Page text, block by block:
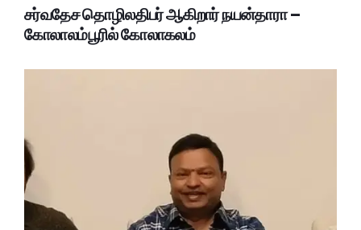
சர்வதேச தொழிலதிபர் ஆகிறார் நயன்தாரா –
கோலாலம்பூரில் கோலாகலம்